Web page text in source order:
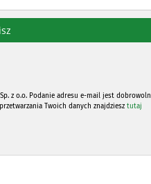
z o.o. Podanie adresu e-mail jest
Twoich danych znajdziesztutaj